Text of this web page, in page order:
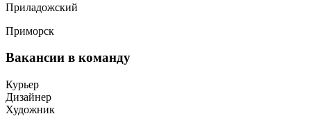
Приладожский
Приморск
Вакансии в команду
Курьер
Дизайнер
Художник